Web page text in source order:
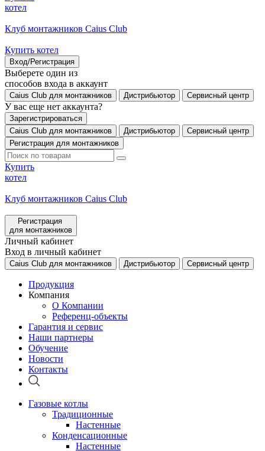
котел
Клуб монтажников Caius Club
Купить котел
Вход/Регистрация
Выберете один из
способов входа в аккаунт
Caius Club для монтажников Дистрибьютор Сервисный центр
У вас еще нет аккаунта?
Зарегистрироваться
Caius Club для монтажников
Дистрибьютор
Сервисный центр
Регистрация для монтажников
Купить
котел
Клуб монтажников Caius Club
Регистрация
для монтажников
Личный кабинет
Вход в личный кабинет
Caius Club для монтажников Дистрибьютор Сервисный центр
Продукция
Компания
О Компании
Референц-объекты
Гарантия и сервис
Наши партнеры
Обучение
Новости
Контакты
Газовые котлы
Традиционные
Настенные
Конденсационные
Настенные